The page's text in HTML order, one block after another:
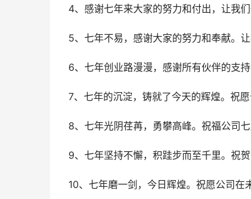
4、感谢七年来大家的努力和付出，让我
5、七年不易，感谢大家的努力和奉献。
6、七年创业路漫漫，感谢所有伙伴的支
7、七年的沉淀，铸就了今天的辉煌。祝
8、七年光阴荏苒，勇攀高峰。祝福公司
9、七年坚持不懈，积跬步而至千里。祝
10、七年磨一剑，今日辉煌。祝愿公司在